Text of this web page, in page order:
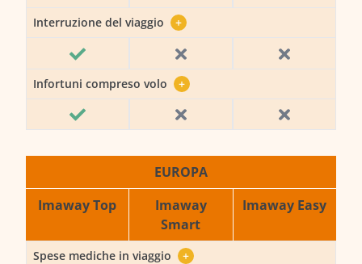
Interruzione del viaggio +
Infortuni compreso volo +
EUROPA
Imaway Top
Imaway
Smart
Imaway Easy
Spese mediche in viaggio
+